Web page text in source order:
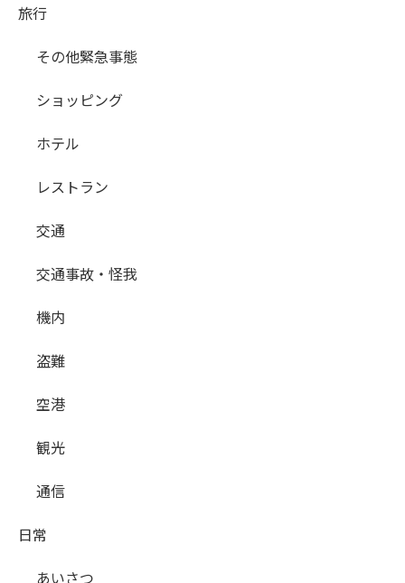
旅行
その他緊急事態
ショッピング
ホテル
レストラン
交通
交通事故・怪我
機内
盗難
空港
観光
通信
日常
あいさつ